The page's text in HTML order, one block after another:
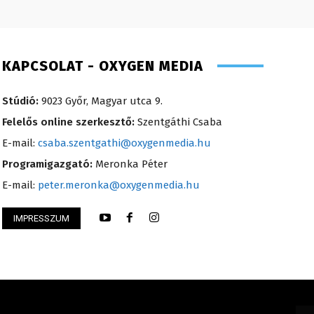
Csaba – főszerkesztő – 2008
KAPCSOLAT - OXYGEN MEDIA
Stúdió: 9023 Győr, Magyar utca 9.
Felelős online szerkesztő: Szentgáthi Csaba
E-mail: csaba.szentgathi@oxygenmedia.hu
Programigazgató: Meronka Péter
E-mail: peter.meronka@oxygenmedia.hu
IMPRESSZUM